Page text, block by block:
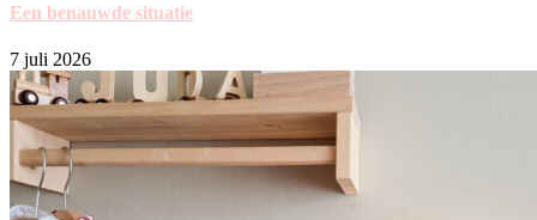
Een benauwde situatie
7 juli 2026